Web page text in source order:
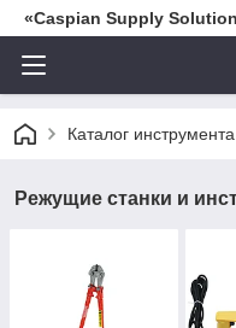
«Caspian Supply
Каталог
Режущие станки и